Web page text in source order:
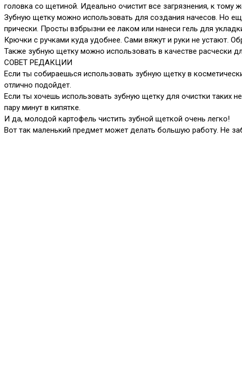
головка со щетиной. Идеально очистит все загрязнения, к тому
Зубную щетку можно использовать для создания начесов. Но
прически. Просты взбрызни ее лаком или нанеси гель для
Крючки с ручками куда удобнее. Сами вяжут и руки не устают.
Также зубную щетку можно использовать в качестве расчески
СОВЕТ РЕДАКЦИИ
Если ты собираешься использовать зубную щетку в
отлично подойдет.
Если ты хочешь использовать зубную щетку для очистки таких
пару минут в кипятке.
И да, молодой картофель чистить зубной щеткой очень легко!
Вот так маленький предмет может делать большую работу. Не